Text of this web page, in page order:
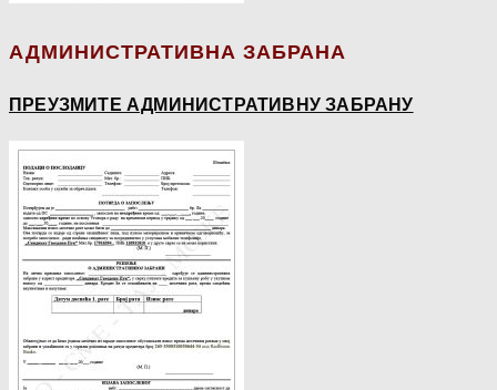
АДМИНИСТРАТИВНА ЗАБРАНА
ПРЕУЗМИТЕ АДМИНИСТРАТИВНУ ЗАБРАНУ